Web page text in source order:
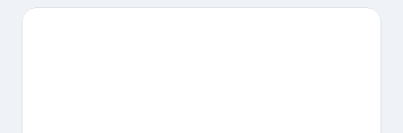
zählt: Blaues Wunder und Neumarkt. Lass dir diese Attraktion